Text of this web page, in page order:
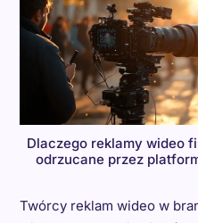
Dlaczego reklamy wideo
odrzucane przez
Twórcy reklam wideo w